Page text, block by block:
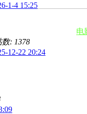
1-4 15:25
数: 1378
12-22 20:24
电